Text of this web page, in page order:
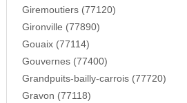
Giremoutiers (77120)
Gironville (77890)
Gouaix (77114)
Gouvernes (77400)
Grandpuits-bailly-carrois (77720)
Gravon (77118)